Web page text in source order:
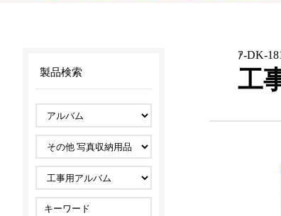
スマートフォン・
タブレット関連
防災・
セキュリティ用品
オーダー手帳・ノベルティ制作
ドキュメントスキャニングサービス
導入事例
IR情報
サステナビリティ
ｱ-DK-
工
製品検索